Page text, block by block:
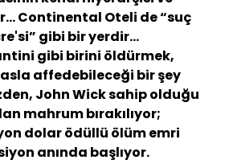
Continental Oteli de “suç
gibi bir yerdir...
gibi birini öldürmek,
asla affedebileceği bir şey
John Wick sahip olduğu
mahrum bırakılıyor;
dolar ödüllü ölüm emri
anında başlıyor.